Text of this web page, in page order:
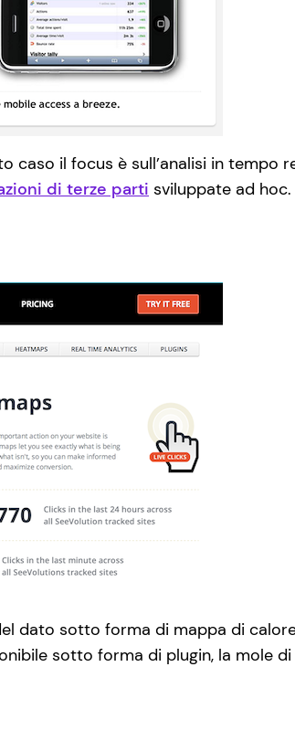
caso il focus è sull’analisi in tempo
di terze parti sviluppate ad hoc.
dato sotto forma di mappa di
sotto forma di plugin, la mole